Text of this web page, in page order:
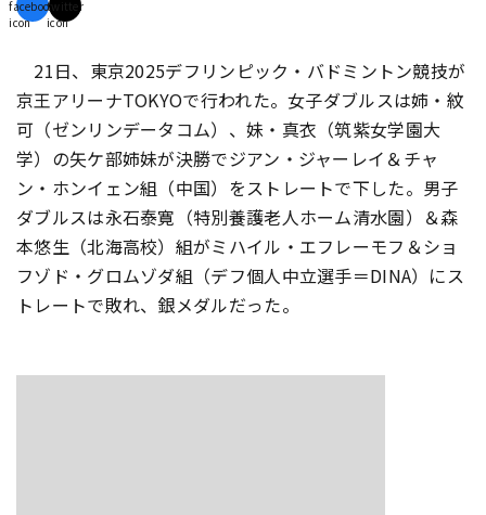
21日、東京2025デフリンピック・バドミントン競技が
京王アリーナTOKYOで行われた。女子ダブルスは姉・紋
可（ゼンリンデータコム）、妹・真衣（筑紫女学園大
学）の矢ケ部姉妹が決勝でジアン・ジャーレイ＆チャ
ン・ホンイェン組（中国）をストレートで下した。男子
ダブルスは永石泰寛（特別養護老人ホーム清水園）＆森
本悠生（北海高校）組がミハイル・エフレーモフ＆ショ
フゾド・グロムゾダ組（デフ個人中立選手＝DINA）にス
トレートで敗れ、銀メダルだった。